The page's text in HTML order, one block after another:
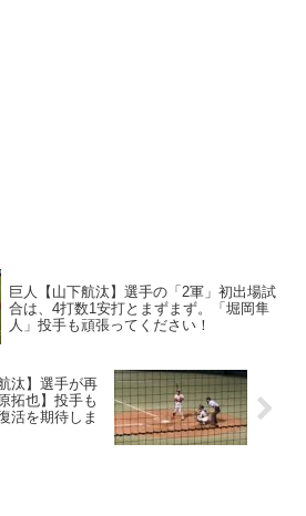
巨人【山下航汰】選手の「2軍」初出場試
合は、4打数1安打とまずまず。「堀岡隼
人」投手も頑張ってください！
汰】選手が再
拓也】投手も
活を期待しま